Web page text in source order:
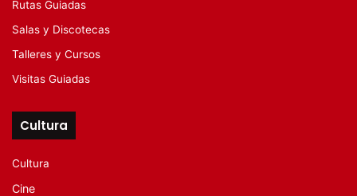
Rutas Guiadas
Salas y Discotecas
Talleres y Cursos
Visitas Guiadas
Cultura
Cultura
Cine